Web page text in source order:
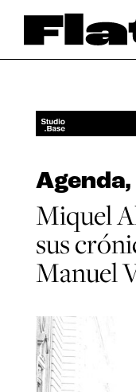
Agenda,
Miquel
sus
Manuel